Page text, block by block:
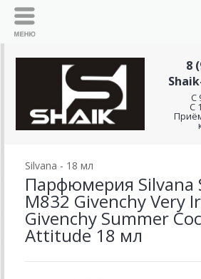
8
C
С
Silvana - 18 мл
Парфюмерия Silvana
M832 Givenchy Very
Givenchy Summer
Attitude 18 мл